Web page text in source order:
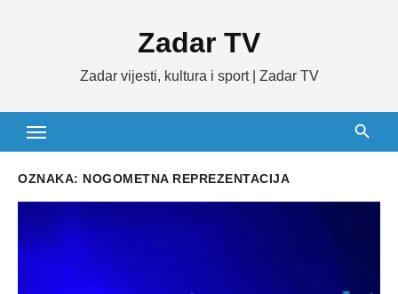
Zadar TV
Zadar vijesti, kultura i sport | Zadar TV
OZNAKA: NOGOMETNA REPREZENTACIJA